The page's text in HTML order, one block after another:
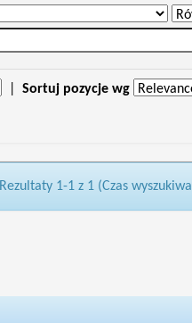
Sortuj pozycje wg
Rezultaty 1-1 z 1 (Czas